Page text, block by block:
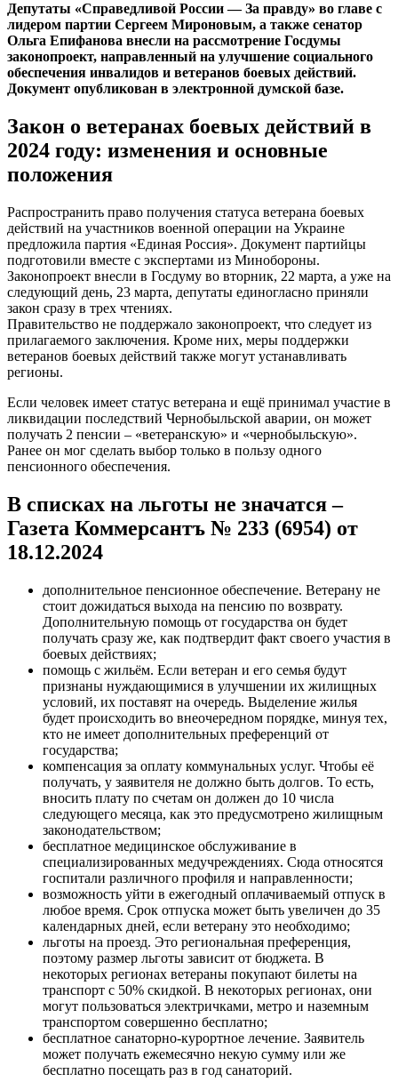
Депутаты «Справедливой России — За правду» во главе с
лидером партии Сергеем Мироновым, а также сенатор
Ольга Епифанова внесли на рассмотрение Госдумы
законопроект, направленный на улучшение социального
обеспечения инвалидов и ветеранов боевых действий.
Документ опубликован в электронной думской базе.
Закон о ветеранах боевых действий в
2024 году: изменения и основные
положения
Распространить право получения статуса ветерана боевых
действий на участников военной операции на Украине
предложила партия «Единая Россия». Документ партийцы
подготовили вместе с экспертами из Минобороны.
Законопроект внесли в Госдуму во вторник, 22 марта, а уже на
следующий день, 23 марта, депутаты единогласно приняли
закон сразу в трех чтениях.
Правительство не поддержало законопроект, что следует из
прилагаемого заключения. Кроме них, меры поддержки
ветеранов боевых действий также могут устанавливать
регионы.
Если человек имеет статус ветерана и ещё принимал участие в
ликвидации последствий Чернобыльской аварии, он может
получать 2 пенсии – «ветеранскую» и «чернобыльскую».
Ранее он мог сделать выбор только в пользу одного
пенсионного обеспечения.
В списках на льготы не значатся –
Газета Коммерсантъ № 233 (6954) от
18.12.2024
дополнительное пенсионное обеспечение. Ветерану не
стоит дожидаться выхода на пенсию по возврату.
Дополнительную помощь от государства он будет
получать сразу же, как подтвердит факт своего участия в
боевых действиях;
помощь с жильём. Если ветеран и его семья будут
признаны нуждающимися в улучшении их жилищных
условий, их поставят на очередь. Выделение жилья
будет происходить во внеочередном порядке, минуя тех,
кто не имеет дополнительных преференций от
государства;
компенсация за оплату коммунальных услуг. Чтобы её
получать, у заявителя не должно быть долгов. То есть,
вносить плату по счетам он должен до 10 числа
следующего месяца, как это предусмотрено жилищным
законодательством;
бесплатное медицинское обслуживание в
специализированных медучреждениях. Сюда относятся
госпитали различного профиля и направленности;
возможность уйти в ежегодный оплачиваемый отпуск в
любое время. Срок отпуска может быть увеличен до 35
календарных дней, если ветерану это необходимо;
льготы на проезд. Это региональная преференция,
поэтому размер льготы зависит от бюджета. В
некоторых регионах ветераны покупают билеты на
транспорт с 50% скидкой. В некоторых регионах, они
могут пользоваться электричками, метро и наземным
транспортом совершенно бесплатно;
бесплатное санаторно-курортное лечение. Заявитель
может получать ежемесячно некую сумму или же
бесплатно посещать раз в год санаторий.